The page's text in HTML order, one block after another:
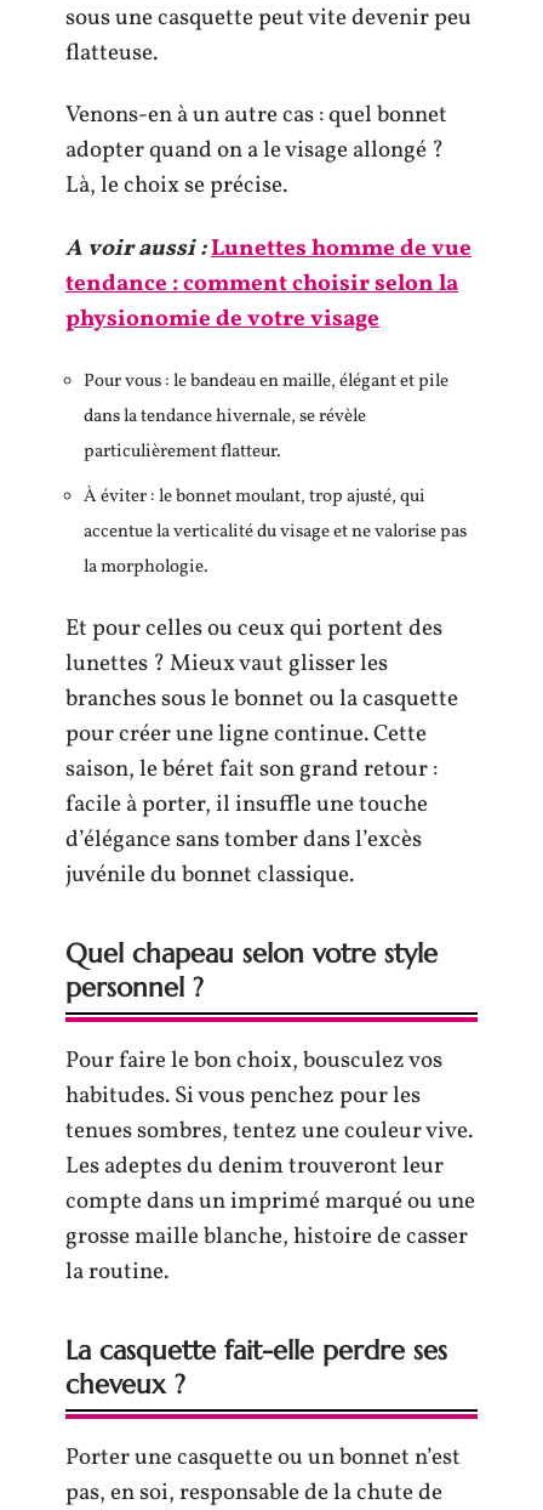
sous une casquette peut vite devenir peu
flatteuse.
Venons-en à un autre cas : quel bonnet
adopter quand on a le visage allongé ?
Là, le choix se précise.
A voir aussi :Lunettes homme de vue
tendance : comment choisir selon la
physionomie de votre visage
Pour vous : le bandeau en maille, élégant et pile
dans la tendance hivernale, se révèle
particulièrement flatteur.
À éviter : le bonnet moulant, trop ajusté, qui
accentue la verticalité du visage et ne valorise pas
la morphologie.
Et pour celles ou ceux qui portent des
lunettes ? Mieux vaut glisser les
branches sous le bonnet ou la casquette
pour créer une ligne continue. Cette
saison, le béret fait son grand retour :
facile à porter, il insuffle une touche
d’élégance sans tomber dans l’excès
juvénile du bonnet classique.
Quel chapeau selon votre style
personnel ?
Pour faire le bon choix, bousculez vos
habitudes. Si vous penchez pour les
tenues sombres, tentez une couleur vive.
Les adeptes du denim trouveront leur
compte dans un imprimé marqué ou une
grosse maille blanche, histoire de casser
la routine.
La casquette fait-elle perdre ses
cheveux ?
Porter une casquette ou un bonnet n’est
pas, en soi, responsable de la chute de